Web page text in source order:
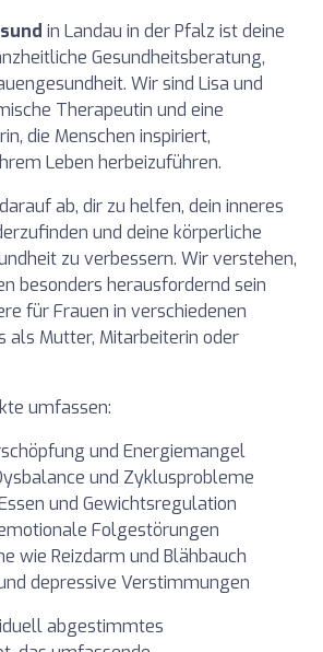
in Landau in der Pfalz ist deine
Gesundheitsberatung,
Wir sind Lisa und
Therapeutin und eine
die Menschen inspiriert,
Leben herbeizuführen.
ab, dir zu helfen, dein inneres
und deine körperliche
zu verbessern. Wir verstehen,
besonders herausfordernd sein
für Frauen in verschiedenen
als Mutter, Mitarbeiterin oder
umfassen:
und Energiemangel
und Zyklusprobleme
und Gewichtsregulation
Folgestörungen
wie Reizdarm und Blähbauch
depressive Verstimmungen
abgestimmtes